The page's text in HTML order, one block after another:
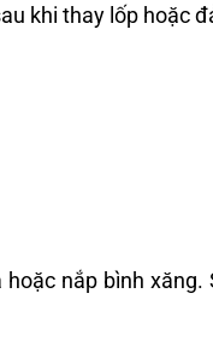
khi thay lốp hoặc
nắp bình